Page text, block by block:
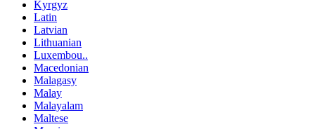
Kyrgyz
Latin
Latvian
Lithuanian
Luxembou..
Macedonian
Malagasy
Malay
Malayalam
Maltese